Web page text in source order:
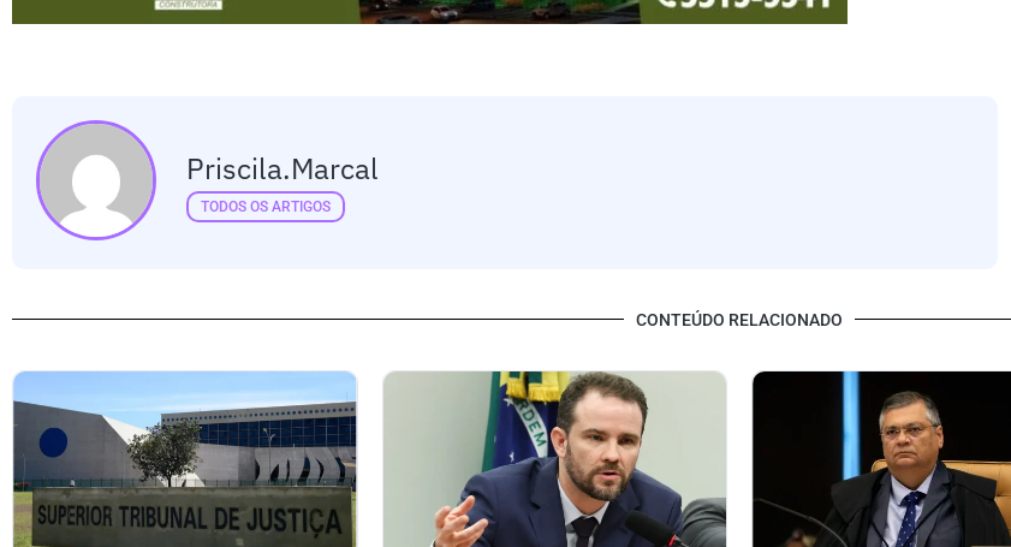
Priscila.marcal
TODOS OS ARTIGOS
CONTEÚDO RELACIONADO